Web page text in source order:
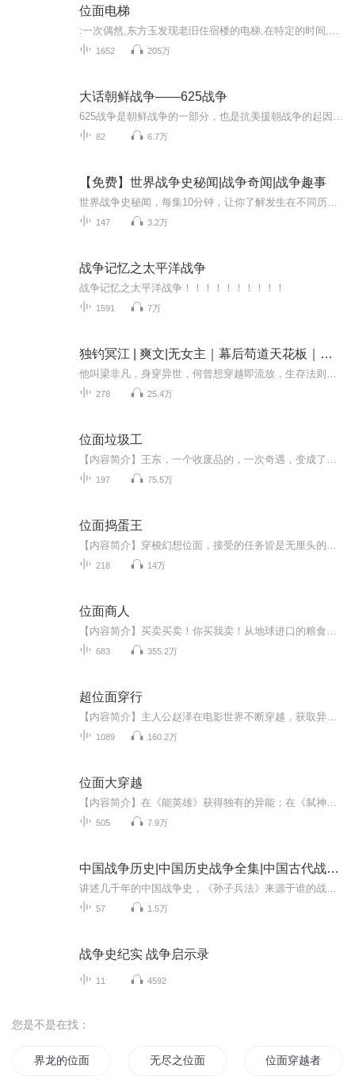
位面电梯
1652 205万
大话朝鲜战争——625战争
82 6.7万
【免费】世界战争史秘闻|战争奇闻|战争趣事
147 3.2万
战争记忆之太平洋战争
战争记忆之太平洋战争！！！！！！！！！！
1591 7万
独钓冥江 | 爽文|无女主｜幕后苟道天花板｜位面战争|修仙
278 25.4万
位面垃圾工
197 75.5万
位面捣蛋王
218 14万
位面商人
683 355.2万
超位面穿行
1089 160.2万
位面大穿越
505 7.9万
中国战争历史|中国历史战争全集|中国古代战争历史
57 1.5万
战争史纪实 战争启示录
11 4592
您是不是在找：
界龙的位面之行 无尽之位面魔龙 位面穿越者